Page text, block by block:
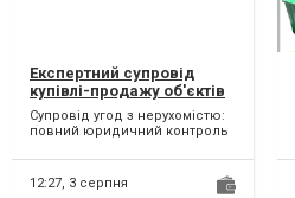
Експертний супровід
купівлі-продажу об'єктів
у Миколаєві
Супровід угод з нерухомістю:
повний юридичний контроль
договори: оформлення...
12:27, 3 серпня